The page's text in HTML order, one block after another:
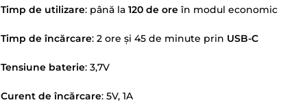
Timp de utilizare: până la 120 de ore în modul economic
Timp de încărcare: 2 ore și 45 de minute prin USB-C
Tensiune baterie: 3,7V
Curent de încărcare: 5V, 1A